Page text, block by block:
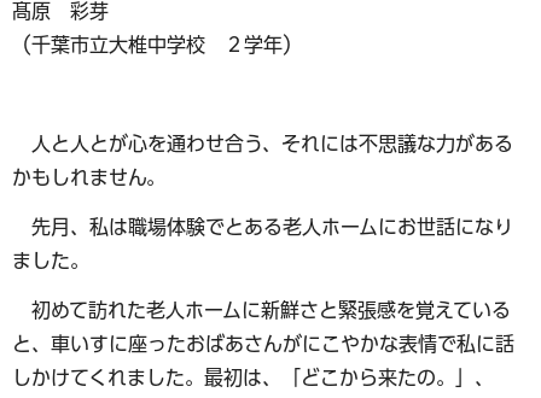
髙原 彩芽
（千葉市立大椎中学校 ２学年）
人と人とが心を通わせ合う、それには不思議な力がある
かもしれません。
先月、私は職場体験でとある老人ホームにお世話になり
ました。
初めて訪れた老人ホームに新鮮さと緊張感を覚えている
と、車いすに座ったおばあさんがにこやかな表情で私に話
しかけてくれました。最初は、「どこから来たの。」、